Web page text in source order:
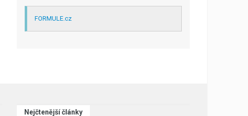
FORMULE.cz
Nejčtenější články